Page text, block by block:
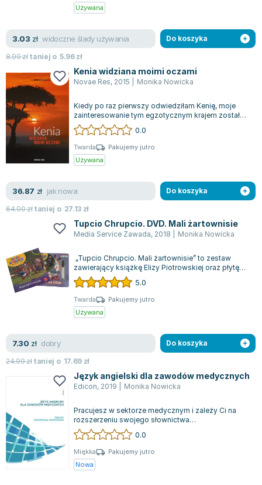
Katarzyna Miller
Antoine de Saint Exupery
Lew Tołstoj
Mark Twain
Marcin Meller
Paulina Młynarska
ks. Piotr Pawlukiewicz
Jarosław Sokołowski
Piotr Semka
Jarosław Iwaszkiewicz
Joseph Murphy
Jan Sztaudynger
Aleksander Puszkin
Oscar Wilde
Małgorzata Ohme
Maddie Ziegler
Maria Seweryn
Janina Zającówna
Eric Helms
Anna Prus (oprac.)
Nela Mała Reporterka
Agnieszka Maciąg
Barbara Wrzesińska
Terry Pratchett
Używana
3.03 zł widoczne ślady używania
8.99złtaniej o5.96zł
Do koszyka
Kenia widziana moimi oczami
Novae Res, 2015 Monika Nowicka
Kiedy po raz pierwszy odwiedziłam Kenię, moje
zainteresowanie tym egzotycznym krajem zostało
szybko wzbudzone. Kiedy opuszczałam g...
0.0
Twarda
Pakujemy jutro
Używana
36.87 zł jak nowa
64.00złtaniej o 27.13 zł
Do koszyka
Tupcio Chrupcio. DVD. Mali żartownisie
Media Service Zawada, 2018 Monika Nowicka
„Tupcio Chrupcio. Mali żartownisie” to zestaw
zawierający książkę Elizy Piotrowskiej oraz płytę
DVD, przedstawiającą perypetie ty...
5.0
Twarda
Pakujemy jutro
Używana
7.30 zł dobry
24.99złtaniej o 17.69 zł
Do koszyka
Język angielski dla zawodów medycznych
Edicon, 2019 Monika Nowicka
Pracujesz w sektorze medycznym i zależy Ci na
rozszerzeniu swojego słownictwa
specjalistycznego lub doskonaleniu umiejętności
języ...
0.0
Miękka
Pakujemy jutro
Nowa